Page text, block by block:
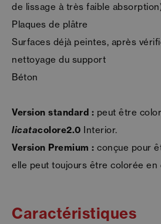
de lissage à très faible
Plaques de plâtre
Surfaces déjà peintes, après
nettoyage du support
Béton
Version standard : peut être
licatacolore2.0 Interior.
Version Premium : conçue pour
elle peut toujours être colorée en
Caractéristiques